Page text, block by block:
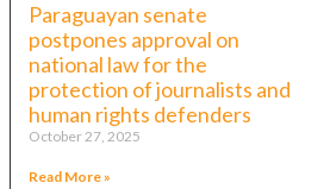
Paraguayan senate
postpones approval on
national law for the
protection of journalists and
human rights defenders
October 27, 2025
Read More »